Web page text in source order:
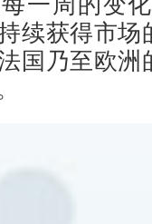
续获得市
国乃至欧